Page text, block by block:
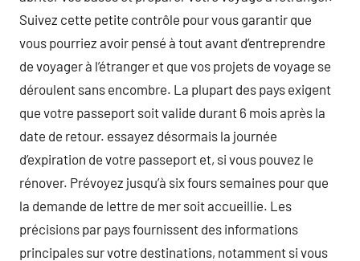
Suivez cette petite contrôle pour vous garantir que
vous pourriez avoir pensé à tout avant d’entreprendre
de voyager à l’étranger et que vos projets de voyage se
déroulent sans encombre. La plupart des pays exigent
que votre passeport soit valide durant 6 mois après la
date de retour. essayez désormais la journée
d’expiration de votre passeport et, si vous pouvez le
rénover. Prévoyez jusqu’à six fours semaines pour que
la demande de lettre de mer soit accueillie. Les
précisions par pays fournissent des informations
principales sur votre destinations, notamment si vous